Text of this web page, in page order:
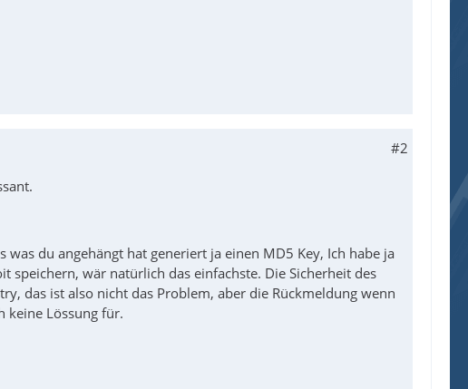
-Command \"' & $Command2 & '\" ; ' ;restart Apach
#2
du angehängt hat generiert ja einen MD5 Key, Ich habe ja
speichern, wär natürlich das einfachste. Die Sicherheit des
das ist also nicht das Problem, aber die Rückmeldung wenn
keine Lössung für.